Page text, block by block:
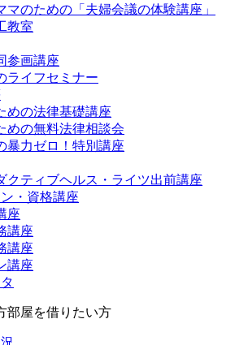
マのための「夫婦会議の体験講座」
教室
参画講座
ライフセミナー
めの法律基礎講座
めの無料法律相談会
暴力ゼロ！特別講座
クティブヘルス・ライツ出前講座
・資格講座
座
講座
講座
講座
部屋を借りたい方